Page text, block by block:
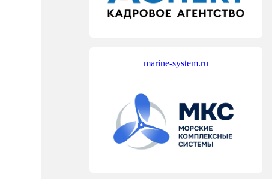
marine-system.ru